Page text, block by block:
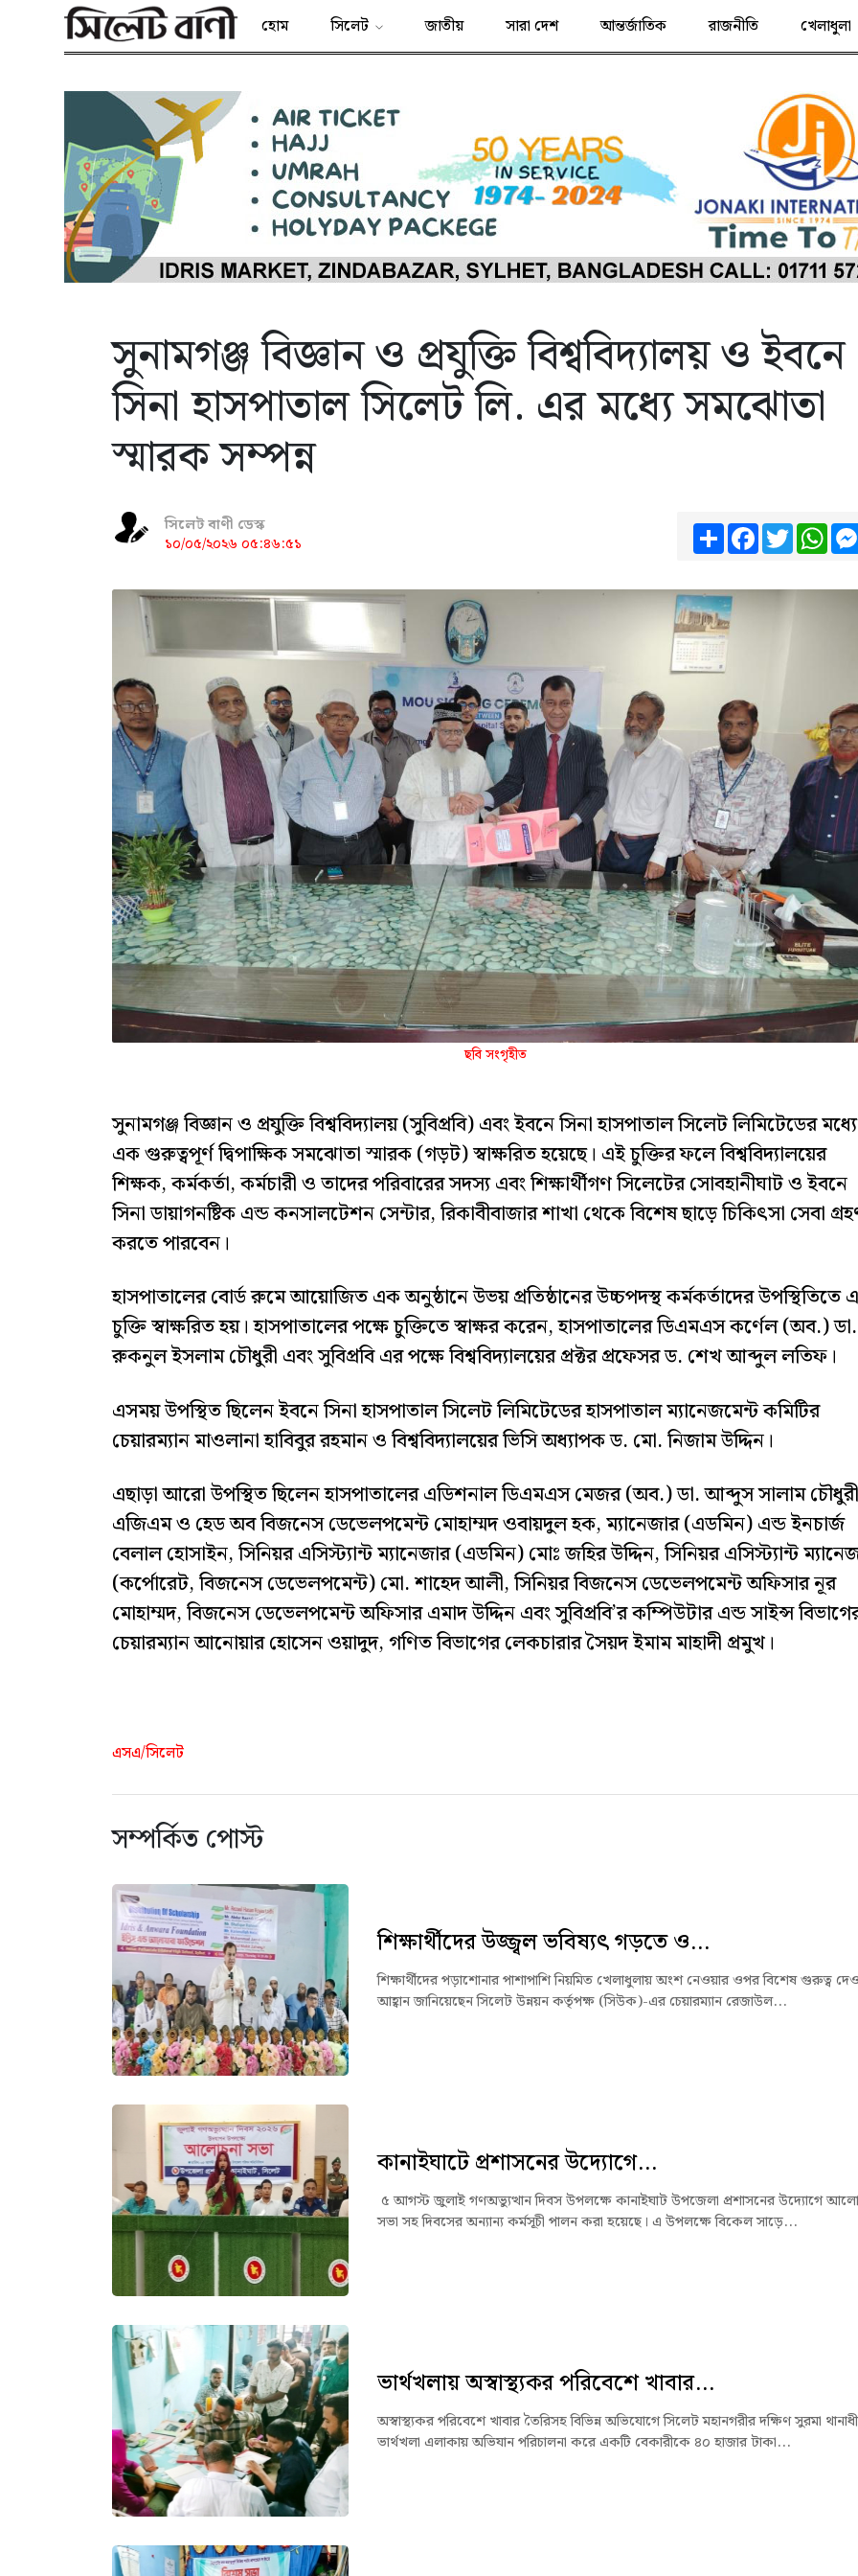
হোম সিলেট জাতীয় সারা দেশ আন্তর্জাতিক রাজনীতি খেলাধুলা
সুনামগঞ্জ বিজ্ঞান ও প্রযুক্তি বিশ্ববিদ্যালয় ও ইবনে
সিনা হাসপাতাল সিলেট লি. এর মধ্যে সমঝোতা
স্মারক সম্পন্ন
সিলেট বাণী ডেস্ক
১০/০৫/২০২৬ ০৫:৪৬:৫১
ShareFacebook
Twitter
ছবি সংগৃহীত
সুনামগঞ্জ বিজ্ঞান ও প্রযুক্তি বিশ্ববিদ্যালয় (সুবিপ্রবি) এবং ইবনে সিনা হাসপাতাল সিলেট লিমিটেডের মধ্যে
এক গুরুত্বপূর্ণ দ্বিপাক্ষিক সমঝোতা স্মারক (গড়ট) স্বাক্ষরিত হয়েছে। এই চুক্তির ফলে বিশ্ববিদ্যালয়ের
শিক্ষক, কর্মকর্তা, কর্মচারী ও তাদের পরিবারের সদস্য এবং শিক্ষার্থীগণ সিলেটের সোবহানীঘাট ও ইবনে
সিনা ডায়াগনষ্টিক এন্ড কনসালটেশন সেন্টার, রিকাবীবাজার শাখা থেকে বিশেষ ছাড়ে চিকিৎসা সেবা
করতে পারবেন।
হাসপাতালের বোর্ড রুমে আয়োজিত এক অনুষ্ঠানে উভয় প্রতিষ্ঠানের উচ্চপদস্থ কর্মকর্তাদের উপস্থিতিতে
চুক্তি স্বাক্ষরিত হয়। হাসপাতালের পক্ষে চুক্তিতে স্বাক্ষর করেন, হাসপাতালের ডিএমএস কর্ণেল (অব.) ডা.
রুকনুল ইসলাম চৌধুরী এবং সুবিপ্রবি এর পক্ষে বিশ্ববিদ্যালয়ের প্রক্টর প্রফেসর ড. শেখ আব্দুল লতিফ।
এসময় উপস্থিত ছিলেন ইবনে সিনা হাসপাতাল সিলেট লিমিটেডের হাসপাতাল ম্যানেজমেন্ট কমিটির
চেয়ারম্যান মাওলানা হাবিবুর রহমান ও বিশ্ববিদ্যালয়ের ভিসি অধ্যাপক ড. মো. নিজাম উদ্দিন।
এছাড়া আরো উপস্থিত ছিলেন হাসপাতালের এডিশনাল ডিএমএস মেজর (অব.) ডা. আব্দুস সালাম
এজিএম ও হেড অব বিজনেস ডেভেলপমেন্ট মোহাম্মদ ওবায়দুল হক, ম্যানেজার (এডমিন) এন্ড ইনচার্জ
বেলাল হোসাইন, সিনিয়র এসিস্ট্যান্ট ম্যানেজার (এডমিন) মোঃ জহির উদ্দিন, সিনিয়র এসিস্ট্যান্ট
(কর্পোরেট, বিজনেস ডেভেলপমেন্ট) মো. শাহেদ আলী, সিনিয়র বিজনেস ডেভেলপমেন্ট অফিসার নূর
মোহাম্মদ, বিজনেস ডেভেলপমেন্ট অফিসার এমাদ উদ্দিন এবং সুবিপ্রবি’র কম্পিউটার এন্ড সাইন্স
চেয়ারম্যান আনোয়ার হোসেন ওয়াদুদ, গণিত বিভাগের লেকচারার সৈয়দ ইমাম মাহাদী প্রমুখ।
এসএ/সিলেট
সম্পর্কিত পোস্ট
শিক্ষার্থীদের উজ্জ্বল ভবিষ্যৎ গড়তে ও...
শিক্ষার্থীদের পড়াশোনার পাশাপাশি নিয়মিত খেলাধুলায় অংশ নেওয়ার ওপর বিশেষ গুরুত্ব
আহ্বান জানিয়েছেন সিলেট উন্নয়ন কর্তৃপক্ষ (সিউক)-এর চেয়ারম্যান রেজাউল...
কানাইঘাটে প্রশাসনের উদ্যোগে...
৫ আগস্ট জুলাই গণঅভ্যুত্থান দিবস উপলক্ষে কানাইঘাট উপজেলা প্রশাসনের উদ্যোগে
সভা সহ দিবসের অন্যান্য কর্মসূচী পালন করা হয়েছে। এ উপলক্ষে বিকেল সাড়ে...
ভার্থখলায় অস্বাস্থ্যকর পরিবেশে খাবার...
অস্বাস্থ্যকর পরিবেশে খাবার তৈরিসহ বিভিন্ন অভিযোগে সিলেট মহানগরীর দক্ষিণ সুরমা
ভার্থখলা এলাকায় অভিযান পরিচালনা করে একটি বেকারীকে ৪০ হাজার টাকা...